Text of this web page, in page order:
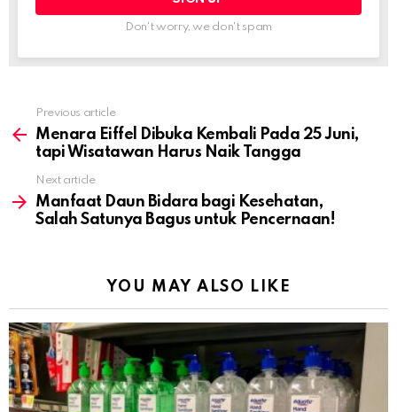
Don't worry, we don't spam
more
Previous article
Menara Eiffel Dibuka Kembali Pada 25 Juni,
tapi Wisatawan Harus Naik Tangga
Next article
Manfaat Daun Bidara bagi Kesehatan,
Salah Satunya Bagus untuk Pencernaan!
YOU MAY ALSO LIKE